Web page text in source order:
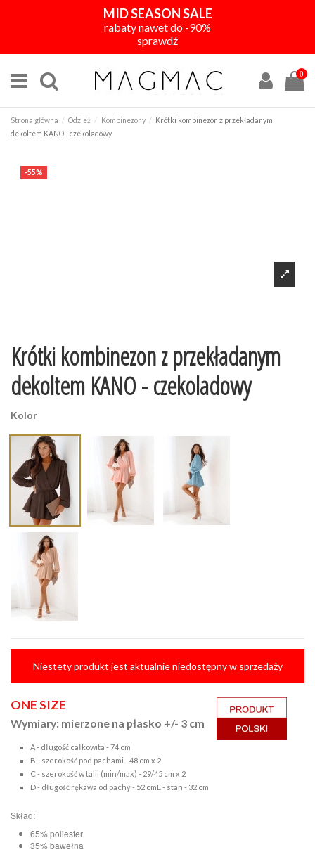
MID SEASON SALE
rabaty nawet do -90%
sprawdź
0
Strona główna Odzież Kombinezony
Krótki kombinezon z przekładanym
dekoltem KANO - czekoladowy
-55%
Krótki kombinezon z przekładanym
dekoltem KANO - czekoladowy
Kolor
Niestety produkt jest aktualnie niedostępny w sprzedaży
ONE SIZE
Wymiary: mierzone na płasko +/- 3 cm
A - długość całkowita - 74 cm
B - szerokość pod pachami - 48 cm x 2
C - szerokość w talii (min/max) - 29/45 cm x 2
D - długość rękawa od pachy - 52 cmE - stan - 32 cm
Skład:
65% poliester
35% bawełna